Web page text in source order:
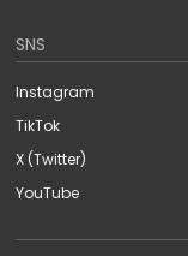
SNS
Instagram
TikTok
X (Twitter)
YouTube